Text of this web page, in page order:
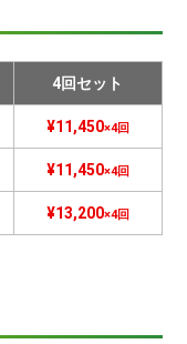
4回セット
¥11,450×4回
¥11,450×4回
¥13,200×4回